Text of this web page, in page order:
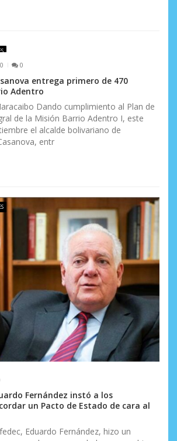
0
entrega primero de 470
Adentro
Dando cumplimiento al Plan de
de la Misión Barrio Adentro I, este
el alcalde bolivariano de
entr
Fernández instó a los
un Pacto de Estado de cara al
Eduardo Fernández, hizo un